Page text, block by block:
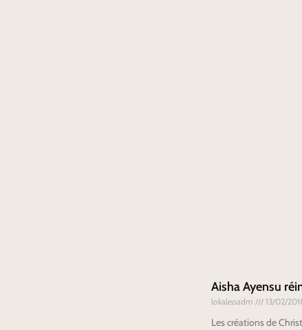
Aisha Ayensu
lokaleoadm 13/02/
Les créations de